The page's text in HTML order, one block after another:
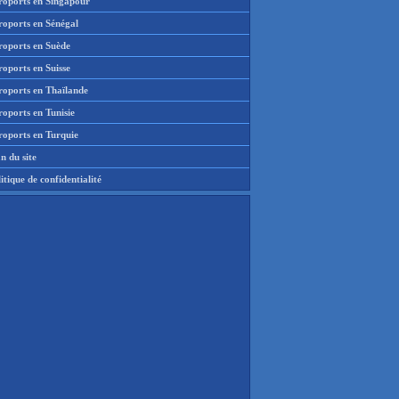
en Sénégal
en Suède
en Suisse
en Thaïlande
en Tunisie
en Turquie
du site
de confidentialité